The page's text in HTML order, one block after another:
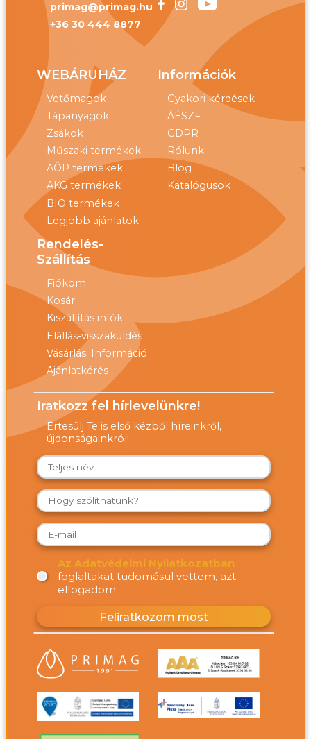
primag@primag.hu
+36 30 444 8877
WEBÁRUHÁZ
Vetőmagok
Tápanyagok
Zsákok
Műszaki termékek
AÖP termékek
AKG termékek
BIO termékek
Legjobb ajánlatok
Információk
Gyakori kérdések
ÁÉSZF
GDPR
Rólunk
Blog
Katalógusok
Rendelés-
Szállítás
Fiókom
Kosár
Kiszállítás infók
Elállás-visszaküldés
Vásárlási Információ
Ajánlatkérés
Iratkozz fel hírlevelünkre!
Értesülj Te is első kézből híreinkről,
újdonságainkról!
Az Adatvédelmi Nyilatkozatban
foglaltakat tudomásul vettem, azt
elfogadom.
Feliratkozom most